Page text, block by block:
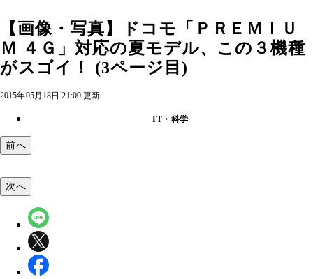
【画像・写真】ドコモ「ＰＲＥＭＩＵ
Ｍ ４Ｇ」対応の夏モデル、この３機種
がスゴイ！ (3ページ目)
2015年05月18日 21:00 更新
IT・科学
前へ
次へ